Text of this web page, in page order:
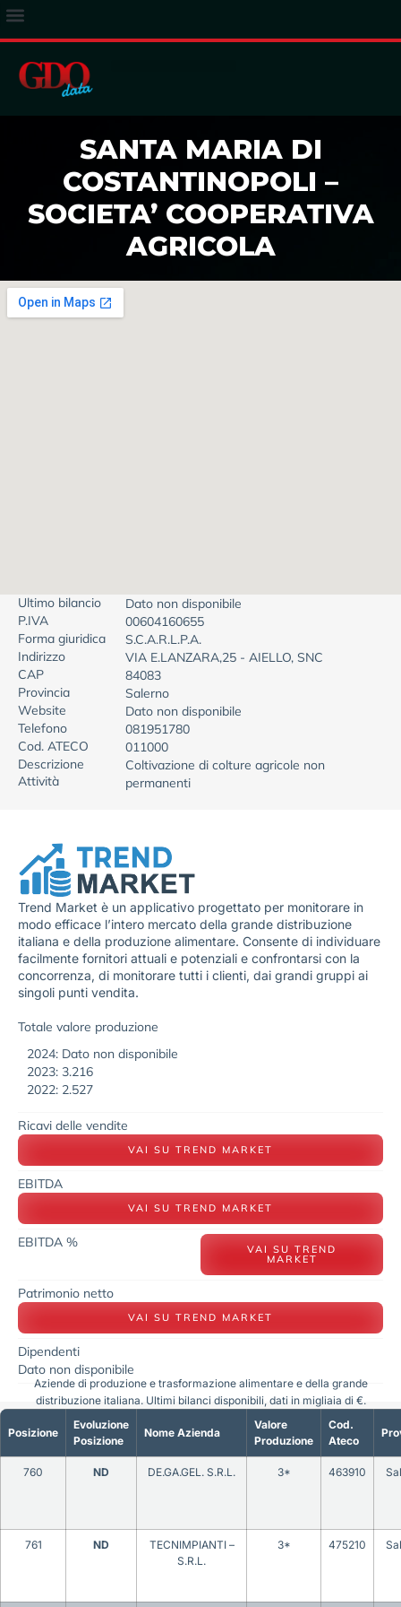
SANTA MARIA DI
COSTANTINOPOLI –
SOCIETA’ COOPERATIVA
AGRICOLA
Ultimo bilancio
Dato non disponibile
P.IVA
00604160655
Forma giuridica
S.C.A.R.L.P.A.
Indirizzo
VIA E.LANZARA,25 - AIELLO, SNC
CAP
84083
Provincia
Salerno
Website
Dato non disponibile
Telefono
081951780
Cod. ATECO
011000
Descrizione
Attività
Coltivazione di colture agricole non
permanenti
Trend Market è un applicativo progettato per monitorare in
modo efficace l’intero mercato della grande distribuzione
italiana e della produzione alimentare. Consente di individuare
facilmente fornitori attuali e potenziali e confrontarsi con la
concorrenza, di monitorare tutti i clienti, dai grandi gruppi ai
singoli punti vendita.
Totale valore produzione
2024: Dato non disponibile
2023: 3.216
2022: 2.527
Ricavi delle vendite
VAI SU TREND MARKET
EBITDA
VAI SU TREND MARKET
EBITDA % VAI SU TREND
MARKET
Patrimonio netto
VAI SU TREND MARKET
Dipendenti
Dato non disponibile
Posizione
Evoluzione
Posizione
Nome Azienda
Valore
Produzione
Cod.
Ateco
760 ND DE.GA.GEL. S.R.L. 3* 463910
761 ND
TECNIMPIANTI –
S.R.L.
3* 475210
Aziende di produzione e trasformazione alimentare e della grande
distribuzione italiana. Ultimi bilanci disponibili, dati in migliaia di €.